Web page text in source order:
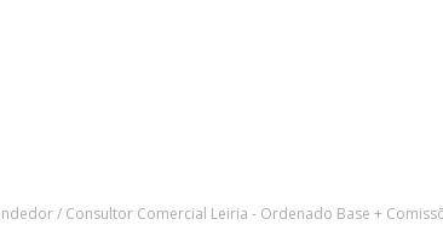
/ Consultor Comercial Leiria - Ordenado Base +